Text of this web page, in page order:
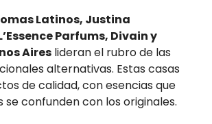
Latinos, Justina
Parfums, Divain y
Aires lideran el rubro de las
alternativas. Estas casas
de calidad, con esencias que
se confunden con los originales.